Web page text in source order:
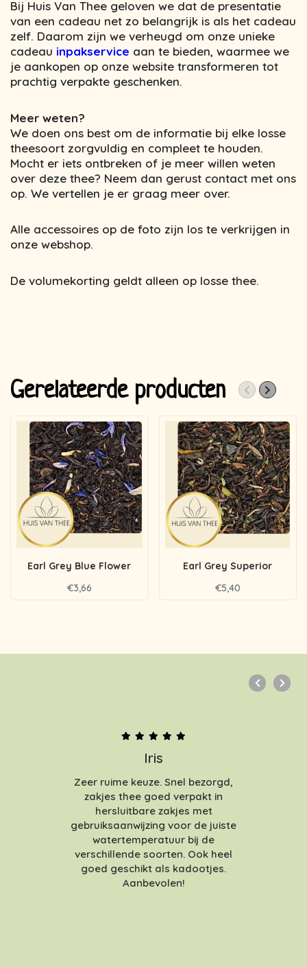
Bij Huis Van Thee geloven we dat de presentatie
van een cadeau net zo belangrijk is als het cadeau
zelf. Daarom zijn we verheugd om onze unieke
cadeau inpakservice aan te bieden, waarmee we
je aankopen op onze website transformeren tot
prachtig verpakte geschenken.
Meer weten?
We doen ons best om de informatie bij elke losse
theesoort zorgvuldig en compleet te houden.
Mocht er iets ontbreken of je meer willen weten
over deze thee? Neem dan gerust contact met ons
op. We vertellen je er graag meer over.
Alle accessoires op de foto zijn los te verkrijgen in
onze webshop.
De volumekorting geldt alleen op losse thee.
Gerelateerde producten
Earl Grey Blue Flower
€3,66
Earl Grey Superior
€5,40
Iris
Zeer ruime keuze. Snel bezorgd,
zakjes thee goed verpakt in
hersluitbare zakjes met
gebruiksaanwijzing voor de juiste
watertemperatuur bij de
verschillende soorten. Ook heel
goed geschikt als kadootjes.
Aanbevolen!